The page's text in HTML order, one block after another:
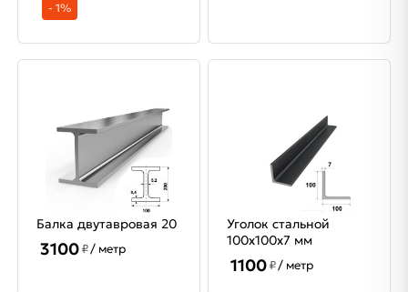
- 1%
Балка двутавровая 20
3100₽/ метр
Уголок стальной
100х100х7 мм
1100₽/ метр